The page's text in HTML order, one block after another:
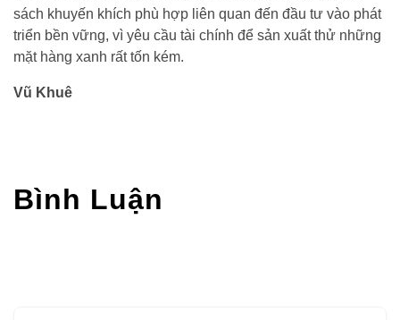
sách khuyến khích phù hợp liên quan đến đầu tư vào phát
triển bền vững, vì yêu cầu tài chính để sản xuất thử những
mặt hàng xanh rất tốn kém.
Vũ Khuê
Bình Luận